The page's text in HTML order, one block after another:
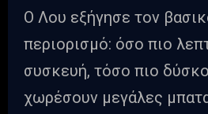
Ο Λου εξήγησε τον
περιορισμό: όσο πιο
συσκευή, τόσο πιο
χωρέσουν μεγάλες